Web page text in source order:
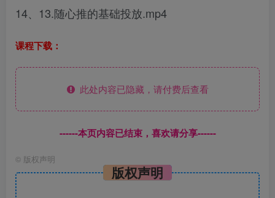
14、13.随心推的基础投放.mp4
课程下载：
此处内容已隐藏，请付费后查看
------本页内容已结束，喜欢请分享------
© 版权声明
版权声明